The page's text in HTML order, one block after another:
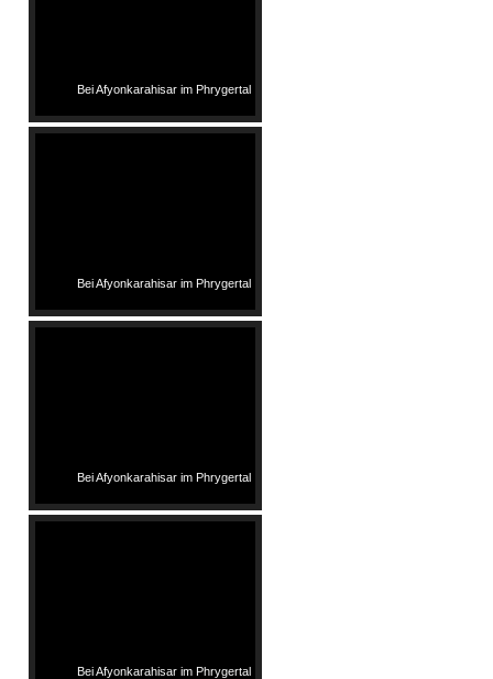
Bei Afyonkarahisar im Phrygertal
Bei Afyonkarahisar im Phrygertal
Bei Afyonkarahisar im Phrygertal
Bei Afyonkarahisar im Phrygertal